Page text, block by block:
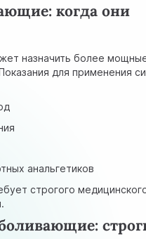
когда они
назначить более
для применения
анальгетиков
строгого